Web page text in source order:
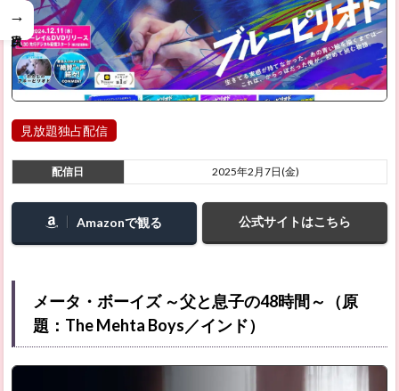
見放題独占配信
配信日 2025年2月7日(金)
Amazonで観る 公式サイトはこちら
メータ・ボーイズ ～父と息子の48時間～（原
題：The Mehta Boys／インド）
→